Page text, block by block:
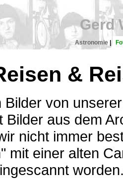
Gerd
Astronomie|
&
Bilder von
Bilder aus dem
nicht immer
mit einer alten